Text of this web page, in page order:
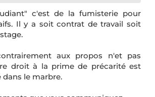
c'est de la fumisterie pour
Il y a soit contrat de travail soit
aux propos n'et pas
droit à la prime de précarité est
dans le marbre.